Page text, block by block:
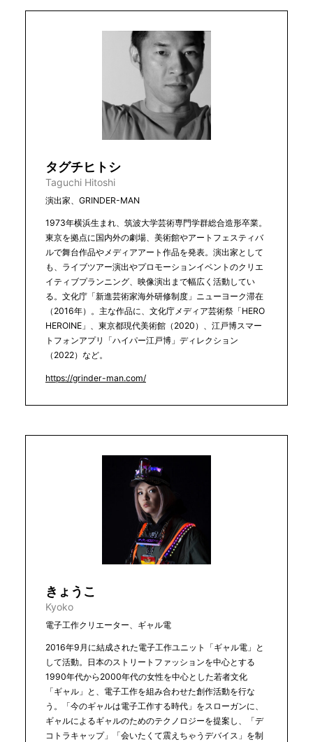
タグチヒトシ
Taguchi Hitoshi
演出家、GRINDER-MAN
1973年横浜生まれ、筑波大学芸術専門学群総合造形卒業。
東京を拠点に国内外の劇場、美術館やアートフェスティバ
ルで舞台作品やメディアアート作品を発表。演出家として
も、ライブツアー演出やプロモーションイベントのクリエ
イティブプランニング、映像演出まで幅広く活動してい
る。文化庁「新進芸術家海外研修制度」ニューヨーク滞在
（2016年）。主な作品に、文化庁メディア芸術祭「HERO
HEROINE」、東京都現代美術館（2020）、江戸博スマー
トフォンアプリ「ハイパー江戸博」ディレクション
（2022）など。
https://grinder-man.com/
きょうこ
Kyoko
電子工作クリエーター、ギャル電
2016年9月に結成された電子工作ユニット「ギャル電」と
して活動。日本のストリートファッションを中心とする
1990年代から2000年代の女性を中心とした若者文化
「ギャル」と、電子工作を組み合わせた創作活動を行な
う。「今のギャルは電子工作する時代」をスローガンに、
ギャルによるギャルのためのテクノロジーを提案し、「デ
コトラキャップ」「会いたくて震えちゃうデバイス」を制